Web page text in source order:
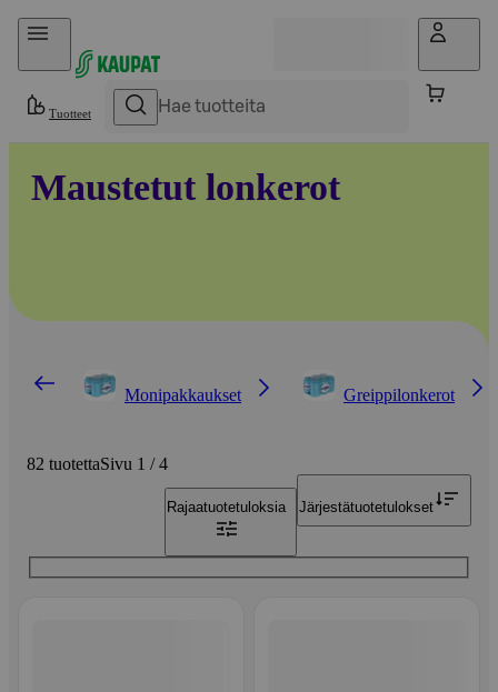
Hyppää sisältöön
Tuotteet
Maustetut lonkerot
Monipakkaukset Greippilonkerot
82 tuotettaSivu 1 / 4
Rajaatuotetuloksia Järjestätuotetulokset